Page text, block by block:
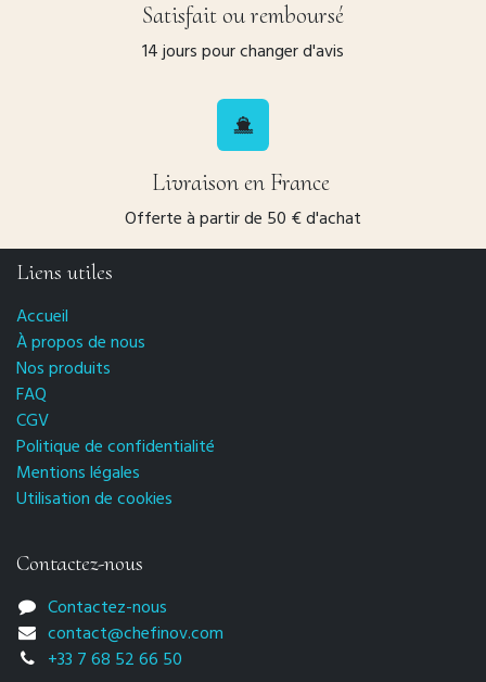
Satisfait ou remboursé
14 jours pour changer d'avis
Livraison en France
Offerte à partir de 50 € d'achat
Liens utiles
Accueil
À propos de nous
Nos produits
FAQ
CGV
Politique de confidentialité
Mentions légales
Utilisation de cookies
Contactez-nous
Contactez-nous
contact@chefinov.com
+33 7 68 52 66 50